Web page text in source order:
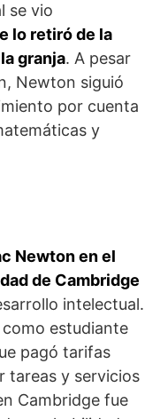
se vio
lo retiró de la
granja. A pesar
Newton siguió
por cuenta
y
Newton en el
de Cambridge
intelectual.
estudiante
pagó tarifas
tareas y servicios
Cambridge fue